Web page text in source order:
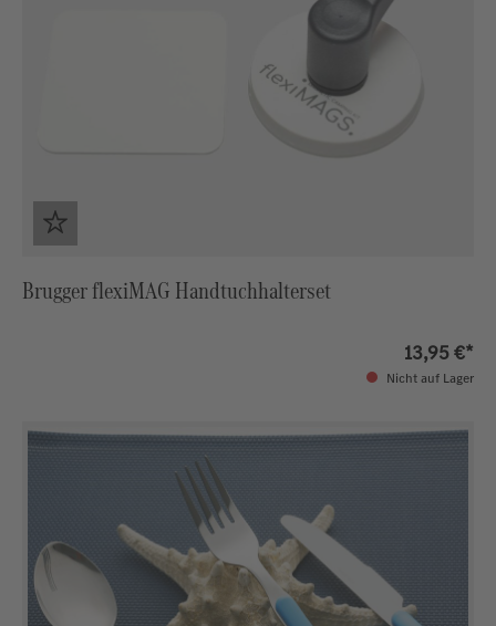
Brugger flexiMAG Handtuchhalterset
13,95 €*
Nicht auf Lager